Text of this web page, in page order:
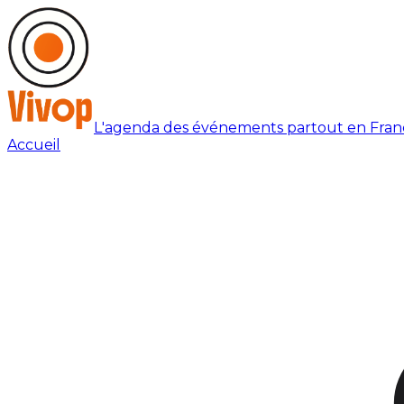
L'agenda des événements partout en
Accueil